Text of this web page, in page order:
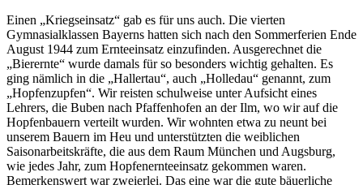
Einen
Kriegseinsatz
gab es für uns auch. Die vierten
Gymnasialklassen Bayerns hatten sich nach den Sommerferien Ende
August 1944 zum Ernteeinsatz einzufinden. Ausgerechnet die
Bierernte
wurde damals für so besonders wichtig gehalten. Es
ging nämlich in die
Hallertau , auch Holledau
genannt, zum
Hopfenzupfen . Wir reisten schulweise unter Aufsicht eines
Lehrers, die Buben nach Pfaffenhofen an der Ilm, wo wir auf die
Hopfenbauern verteilt wurden. Wir wohnten etwa zu neunt bei
unserem Bauern im Heu und unterstützten die weiblichen
Saisonarbeitskräfte, die aus dem Raum München und Augsburg,
wie jedes Jahr, zum Hopfenernteeinsatz gekommen waren.
Bemerkenswert war zweierlei. Das eine war die gute bäuerliche